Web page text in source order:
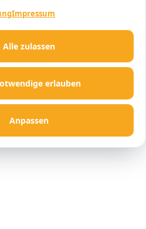
Impressum
erlauben
Anpassen
Alle zulassen